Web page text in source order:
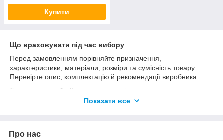
Купити
Що враховувати під час вибору
Перед замовленням порівняйте призначення,
характеристики, матеріали, розміри та сумісність товару.
Перевірте опис, комплектацію й рекомендації виробника.
Товари категорії «Хвостик: шампуні та косметика для тварин»
можна купити у ZooMag;) з доставкою по Україні.
Показати все
Про нас